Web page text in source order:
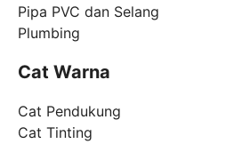
Pipa PVC dan Selang
Plumbing
Cat Warna
Cat Pendukung
Cat Tinting